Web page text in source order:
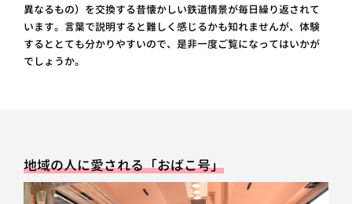
異なるもの）を交換する昔懐かしい鉄道情景が毎日繰り返されて
います。言葉で説明すると難しく感じるかも知れませんが、体験
するととても分かりやすいので、是非一度ご覧になってはいかが
でしょうか。
地域の人に愛される「おばこ号」